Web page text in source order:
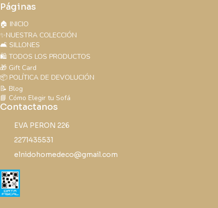
Páginas
🏠 INICIO
✨NUESTRA COLECCIÓN
🛋️ SILLONES
🛍️ TODOS LOS PRODUCTOS
🎁 Gift Card
📦 POLÍTICA DE DEVOLUCIÓN
📝 Blog
📘 Cómo Elegir tu Sofá
Contactanos
EVA PERON 226
2271435531
elnidohomedeco@gmail.com